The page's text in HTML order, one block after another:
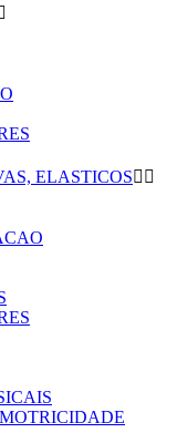
ELASTICOS 